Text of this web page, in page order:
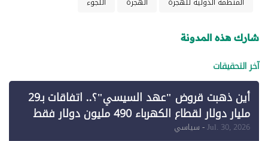
شارك هذه المدونة
آخر التحقيقات
أين ذهبت قروض "عهد السيسي"؟.. اتفاقات بـ29
مليار دولار لقطاع الكهرباء 490 مليون دولار فقط
لـ"الطاقة المتجددة" (1)
Jul. 30, 2026- سياسي